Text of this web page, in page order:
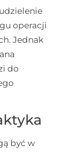
operacji
Jednak
do
być w